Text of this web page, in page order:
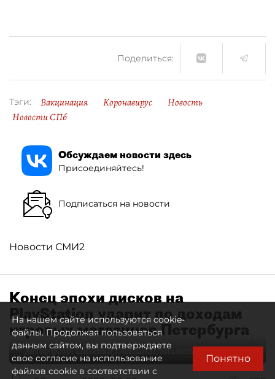
Поделиться:
Тэги: Вакцинация Коронавирус
Новость
Новости СПб
Обсуждаем новости здесь
Присоединяйтесь!
Подписаться на новости
Новости СМИ2
Конец эпохи дисков на
PlayStation ударит по доходам
игровых магазинов Петербурга
Автор фото:Lutsenko_Oleksandr/Shutterstock/FOTODOM
На нашем сайте используются cookie-
файлы. Продолжая пользоваться
данным сайтом, вы подтверждаете
свое согласие на использование
файлов cookie в соответствии с
Понятно